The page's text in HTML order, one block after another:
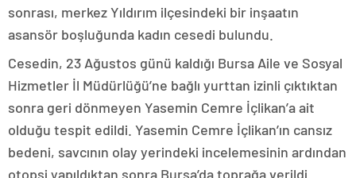
sonrası, merkez Yıldırım ilçesindeki bir inşaatın
asansör boşluğunda kadın cesedi bulundu.
Cesedin, 23 Ağustos günü kaldığı Bursa Aile ve Sosyal
Hizmetler İl Müdürlüğü’ne bağlı yurttan izinli çıktıktan
sonra geri dönmeyen Yasemin Cemre İçlikan’a ait
olduğu tespit edildi. Yasemin Cemre İçlikan’ın cansız
bedeni, savcının olay yerindeki incelemesinin ardından
otopsi yapıldıktan sonra Bursa’da toprağa verildi.